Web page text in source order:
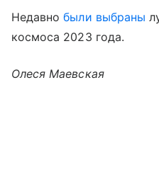
Недавнобыли выбраны
космоса 2023 года.
Олеся Маевская